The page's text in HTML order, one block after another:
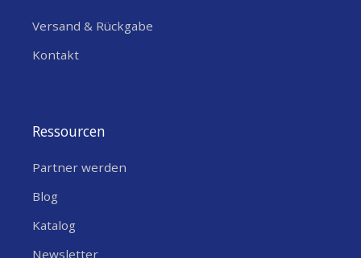
Versand & Rückgabe
Kontakt
Ressourcen
Partner werden
Blog
Katalog
Newsletter